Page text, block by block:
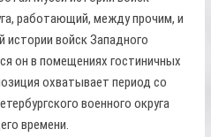
работающий, между прочим, и
истории войск Западного
он в помещениях гостиничных
охватывает период со
военного округа
времени.